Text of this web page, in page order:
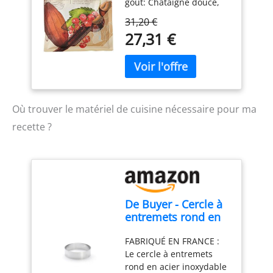
avec les régimes paléo et
keto. NUTRIPURE,
FABRIQUÉ EN FRANCE :
Un seul ingrédient :
beurre issu de lait de
pâturages bio. Sans
conservateur, sans
arôme. Cuisson lente et
(hors réfrigérateur).
notes caramel
Application: Moulage,
Tablette, Enrobage
31,20 €
27,31 €
Où trouver le matériel de cuisine nécessaire pour ma
recette ?
De Buyer - Cercle à
entremets rond en
Fabriqué en France,
Parfait pour
Mousse, Entremets,
FABRIQUÉ EN FRANCE :
Le cercle à entremets
rond en acier inoxydable